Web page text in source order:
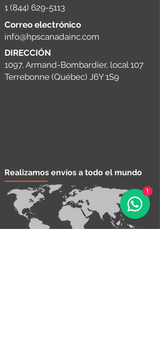
1 (844) 629-5113
Correo electrónico
info@hpscanadainc.com
DIRECCIÓN
1097, Armand-Bombardier, local 107
Terrebonne (Québec) J6Y 1S9
Realizamos envíos a todo el mundo
1